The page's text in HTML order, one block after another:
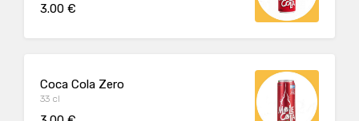
3.00 €
Coca Cola Zero
33 cl